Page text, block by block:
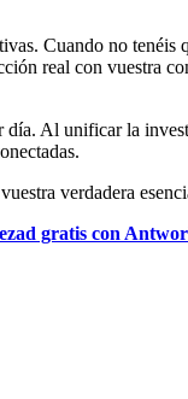
Cuando no
real con vuestra
Al unificar la
verdadera
gratis con